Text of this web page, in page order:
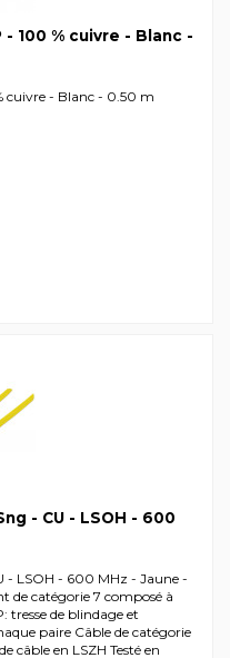
100 % cuivre - Blanc -
cuivre - Blanc - 0.50 m
- CU - LSOH - 600
- LSOH - 600 MHz - Jaune -
de catégorie 7 composé à
tresse de blindage et
paire Câble de catégorie
câble en LSZH Testé en